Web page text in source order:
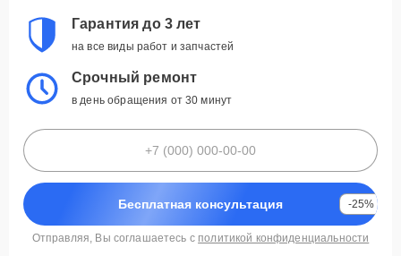
Гарантия до 3 лет
на все виды работ и запчастей
Срочный ремонт
в день обращения от 30 минут
Бесплатная консультация -25%
Отправляя, Вы соглашаетесь с политикой конфиденциальности